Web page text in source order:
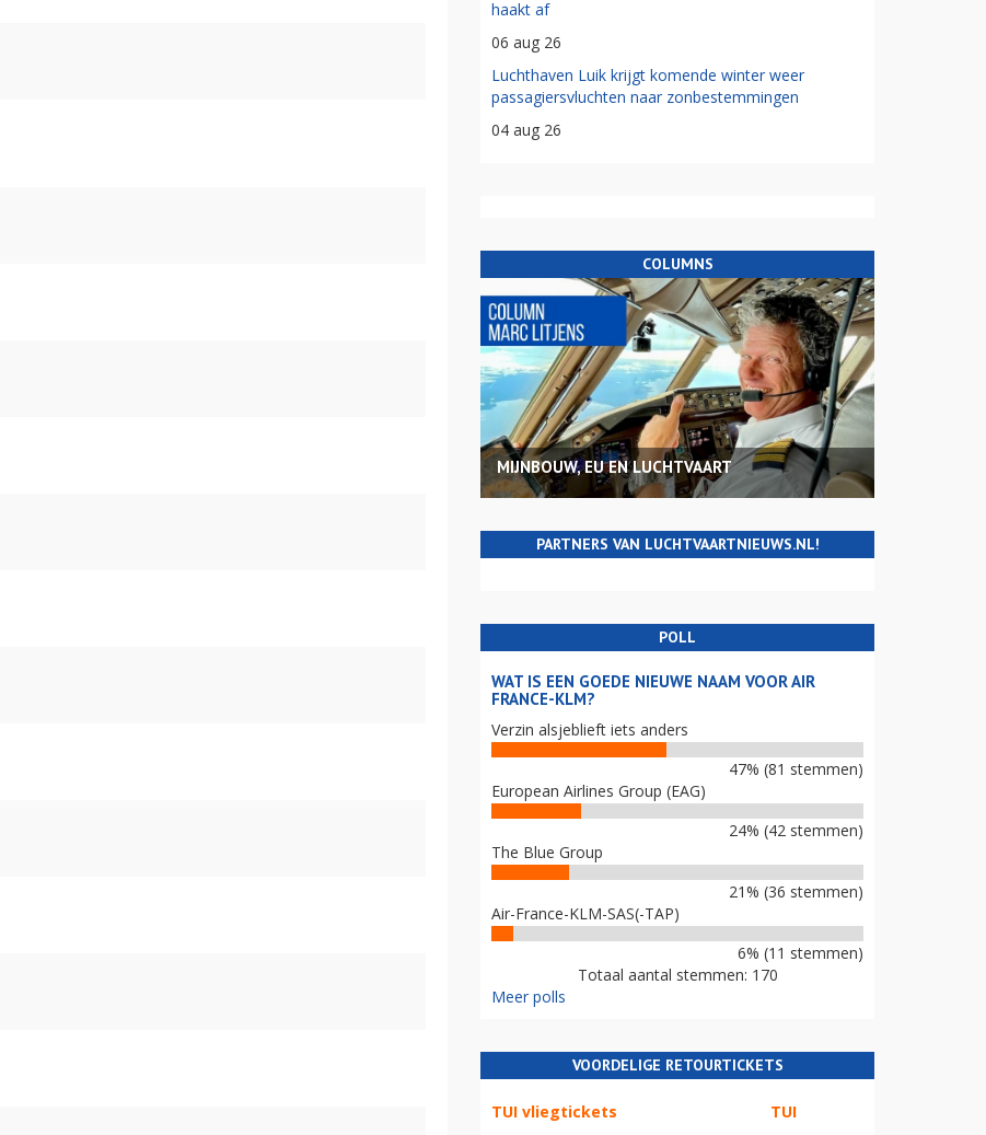
haakt af
06 aug 26
Luchthaven Luik krijgt komende winter weer
passagiersvluchten naar zonbestemmingen
04 aug 26
COLUMNS
MIJNBOUW, EU EN LUCHTVAART
PARTNERS VAN LUCHTVAARTNIEUWS.NL!
POLL
WAT IS EEN GOEDE NIEUWE NAAM VOOR AIR
FRANCE-KLM?
Verzin alsjeblieft iets anders
47% (81 stemmen)
European Airlines Group (EAG)
24% (42 stemmen)
The Blue Group
21% (36 stemmen)
Air-France-KLM-SAS(-TAP)
6% (11 stemmen)
Totaal aantal stemmen: 170
Meer polls
VOORDELIGE RETOURTICKETS
TUI vliegtickets TUI